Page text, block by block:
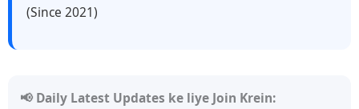
(Since 2021)
📢 Daily Latest Updates ke liye Join Krein: